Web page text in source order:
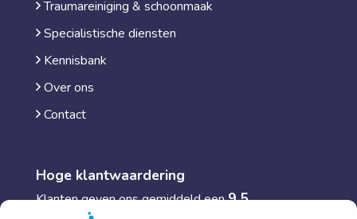
Traumareiniging & schoonmaak
Specialistische diensten
Kennisbank
Over ons
Contact
Hoge klantwaardering
Klanten geven ons gemiddeld een9.5